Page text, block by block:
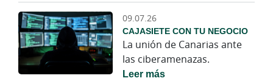
09.07.26
CAJASIETE CON TU NEGOCIO
La unión de Canarias ante
las ciberamenazas.
Leer más